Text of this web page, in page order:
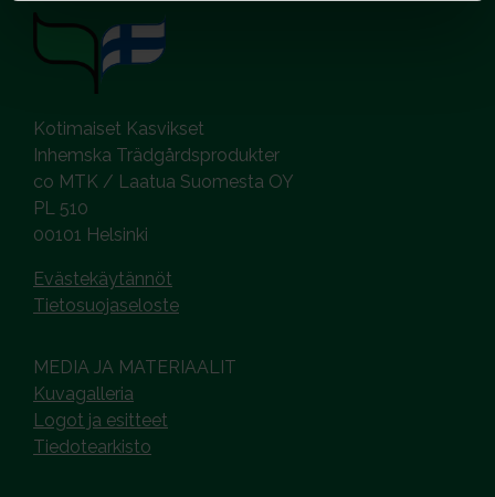
Kotimaiset Kasvikset
Inhemska Trädgårdsprodukter
co MTK / Laatua Suomesta OY
PL 510
00101 Helsinki
Evästekäytännöt
Tietosuojaseloste
MEDIA JA MATERIAALIT
Kuvagalleria
Logot ja esitteet
Tiedotearkisto